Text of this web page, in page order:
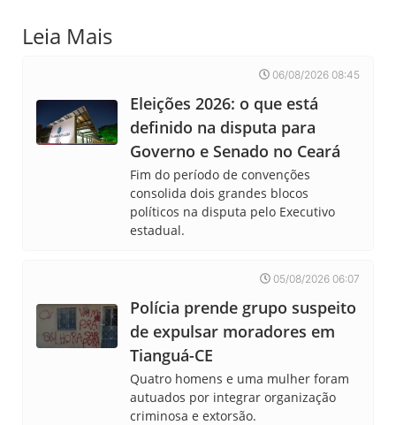
Leia Mais
06/08/2026 08:45
Eleições 2026: o que está
definido na disputa para
Governo e Senado no Ceará
Fim do período de convenções
consolida dois grandes blocos
políticos na disputa pelo Executivo
estadual.
05/08/2026 06:07
Polícia prende grupo suspeito
de expulsar moradores em
Tianguá-CE
Quatro homens e uma mulher foram
autuados por integrar organização
criminosa e extorsão.